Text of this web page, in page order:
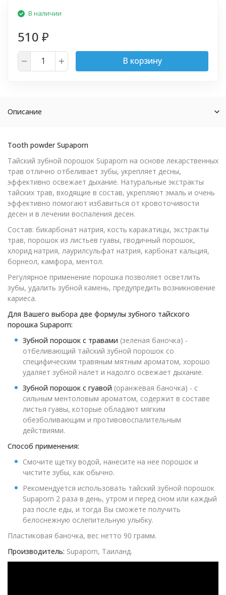
В наличии
510 ₽
В корзину
Описание
Tooth powder Supaporn
Тайский зубной порошок Supaporn на основе лекарственных
трав отлично отбеливает зубы, укрепляет десны,
эффективно освежает дыхание. Натуральные экстракты
тайских трав, входящие в состав, укрепляют эмаль и очень
эффективно помогают избавиться от кровоточивости
десен и в лечении воспаления десен.
Состав: бикарбонат натрия, кость каракатицы, экстракты
трав, порошок из листьев гуавы, гводичный порошок,
хлорид натрия, лаурилсульфат натрия, карбонат кальция,
борнеол, камфора, ментол.
Регулярное применение порошка позволяет осветлить
зубы, удалить зубной камень, предупредить возникновение
кариеса.
Для Вашего выбора две формулы зубного тайского
порошка Supaporn:
Зубной порошок с травами (зеленая баночка) -
отбеливающий тайский зубной порошок со
специфическим травяным мятным ароматом, хорошо
удаляет зубной налет и надолго освежает дыхание.
Зубной порошок с гуавой (оранжевая баночка) - с
сильным ментоловым ароматом, содержит в составе
листья гуавы, которые обладают мягким
обезболивающим и противовоспалительным
действиями.
Способ применения:
Смочите щетку водой, нанесите на нее порошок и
чистите зубы, как обычно.
Рекомендуется использовать тайский зубной порошок
Supaporn 2 раза в день, утром и перед сном или каждый
раз после еды, и тогда Вы сможете получить
белоснежную ослепительную улыбку.
Пластиковая баночка, вес нетто 90 грамм.
Производитель: Supaporn, Таиланд.